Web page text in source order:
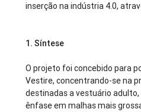
inserção na indústria 4.0,
1. Síntese
O projeto foi concebido para
Vestire, concentrando-se na
destinadas a vestuário
ênfase em malhas mais